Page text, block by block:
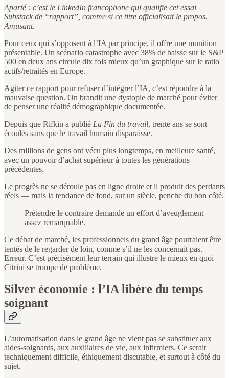
Aparté : c’est le LinkedIn francophone qui qualifie cet essai
Substack de “rapport”, comme si ce titre officialisait le propos.
Amusant.
Pour ceux qui s’opposent à l’IA par principe, il offre une munition
présentable. Un scénario catastrophe avec 38% de baisse sur le S&P
500 en deux ans circule dix fois mieux qu’un graphique sur le ratio
actifs/retraités en Europe.
Agiter ce rapport pour refuser d’intégrer l’IA, c’est répondre à la
mauvaise question. On brandit une dystopie de marché pour éviter
de penser une réalité démographique documentée.
Depuis que Rifkin a publié La Fin du travail, trente ans se sont
écoulés sans que le travail humain disparaisse.
Des millions de gens ont vécu plus longtemps, en meilleure santé,
avec un pouvoir d’achat supérieur à toutes les générations
précédentes.
Le progrès ne se déroule pas en ligne droite et il produit des perdants
réels — mais la tendance de fond, sur un siècle, penche du bon côté.
Prétendre le contraire demande un effort d’aveuglement
assez remarquable.
Ce débat de marché, les professionnels du grand âge pourraient être
tentés de le regarder de loin, comme s’il ne les concernait pas.
Erreur. C’est précisément leur terrain qui illustre le mieux en quoi
Citrini se trompe de problème.
Silver économie : l’IA libère du temps
soignant
L’automatisation dans le grand âge ne vient pas se substituer aux
aides-soignants, aux auxiliaires de vie, aux infirmiers. Ce serait
techniquement difficile, éthiquement discutable, et surtout à côté du
sujet.